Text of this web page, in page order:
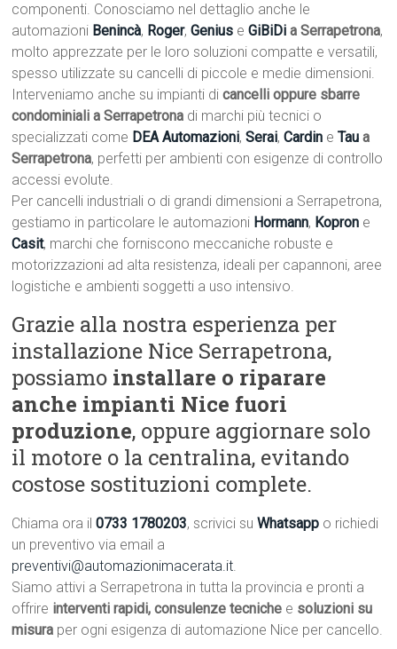
componenti. Conosciamo nel dettaglio anche le
automazioni Benincà, Roger,Genius eGiBiDi a Serrapetrona,
molto apprezzate per le loro soluzioni compatte e versatili,
spesso utilizzate su cancelli di piccole e medie dimensioni.
Interveniamo anche su impianti dicancelli oppure sbarre
condominiali a Serrapetrona di marchi più tecnici o
specializzati come DEA Automazioni,Serai,Cardin eTau a
Serrapetrona, perfetti per ambienti con esigenze di controllo
accessi evolute.
Per cancelli industriali o di grandi dimensioni a Serrapetrona,
gestiamo in particolare le automazioni Hormann, Kopron e
Casit, marchi che forniscono meccaniche robuste e
motorizzazioni ad alta resistenza, ideali per capannoni, aree
logistiche e ambienti soggetti a uso intensivo.
Grazie alla nostra esperienza per
installazione Nice Serrapetrona,
possiamo installare o riparare
anche impianti Nice fuori
produzione, oppure aggiornare solo
il motore o la centralina, evitando
costose sostituzioni complete.
Chiama ora il0733 1780203, scrivici suWhatsapp o richiedi
un preventivo via email a
preventivi@automazionimacerata.it.
Siamo attivi a Serrapetrona in tutta la provincia e pronti a
offrire interventi rapidi, consulenze tecniche e soluzioni su
misura per ogni esigenza di automazione Nice per cancello.